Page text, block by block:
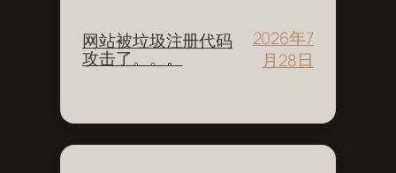
网站被垃圾注册代码
攻击了。。。
2026年7
月28日